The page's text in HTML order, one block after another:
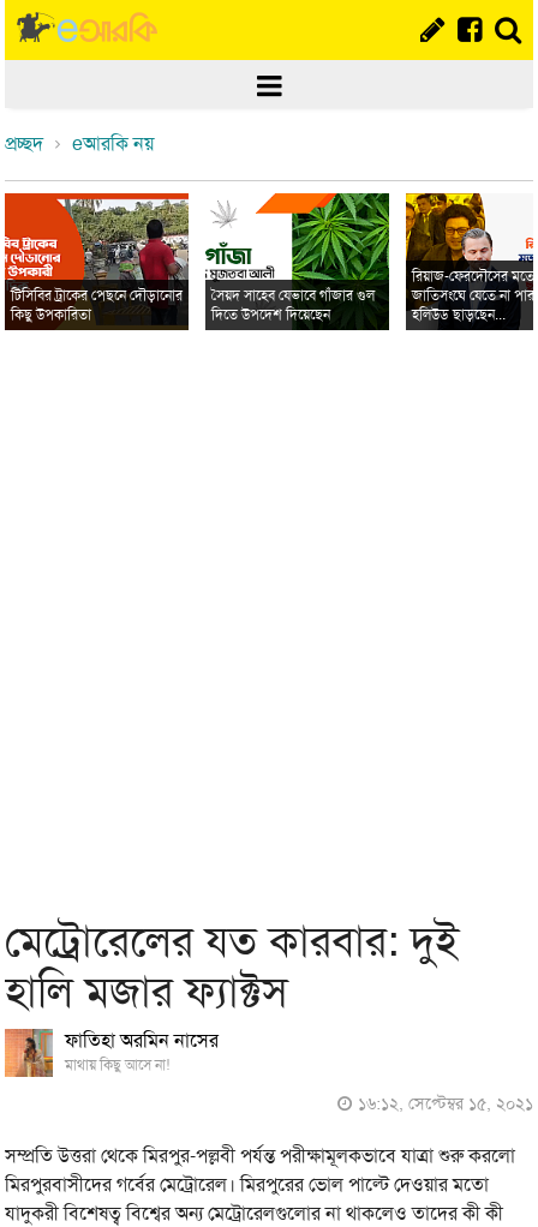
প্রচ্ছদ eআরকি নয়
টিসিবির ট্রাকের পেছনে দৌড়ানোর
কিছু উপকারিতা
সৈয়দ সাহেব যেভাবে গাঁজার গুল
দিতে উপদেশ দিয়েছেন
রিয়াজ-ফেরদৌসের মতো
জাতিসংঘে যেতে না
হলিউড ছাড়ছেন...
মেট্রোরেলের যত কারবার: দুই
হালি মজার ফ্যাক্টস
ফাতিহা অরমিন নাসের
মাথায় কিছু আসে না!
১৬:১২, সেপ্টেম্বর ১৫, ২০২১
সম্প্রতি উত্তরা থেকে মিরপুর-পল্লবী পর্যন্ত পরীক্ষামূলকভাবে যাত্রা শুরু করলো
মিরপুরবাসীদের গর্বের মেট্রোরেল। মিরপুরের ভোল পাল্টে দেওয়ার মতো
যাদুকরী বিশেষত্ব বিশ্বের অন্য মেট্রোরেলগুলোর না থাকলেও তাদের কী কী